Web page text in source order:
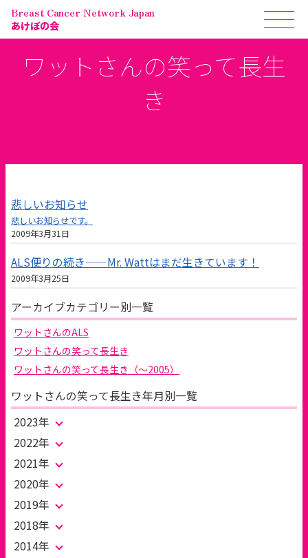
Breast Cancer Network Japan
あけぼの会
ワットさんの笑って長生
き
悲しいお知らせ
悲しいお知らせです。
2009年3月31日
ALS便りの続き——Mr. Wattはまだ生きています！
2009年3月25日
アーカイブカテゴリー別一覧
ワットさんのALS
ワットさんの笑って長生き
ワットさんの笑って長生き（～2005）
ワットさんの笑って長生き年月別一覧
2023年
2022年
2021年
2020年
2019年
2018年
2014年